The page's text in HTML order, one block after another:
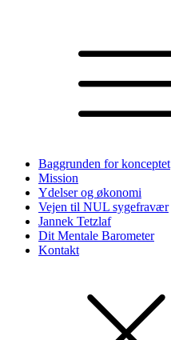
Baggrunden for konceptet
Mission
Ydelser og økonomi
Vejen til NUL sygefravær
Jannek Tetzlaf
Dit Mentale Barometer
Kontakt